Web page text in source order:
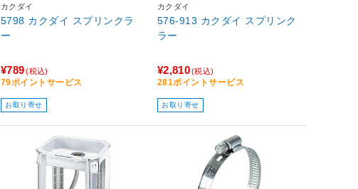
カクダイ
5798 カクダイ スプリンクラ
ー
¥789 (税込)
79ポイントサービス
お取り寄せ
カクダイ
576-913 カクダイ スプリンク
ラー
¥2,810(税込)
281ポイントサービス
お取り寄せ